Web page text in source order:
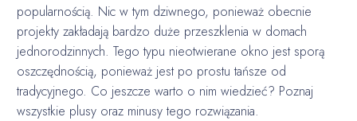
popularnością. Nic w tym dziwnego, ponieważ obecnie
projekty zakładają bardzo duże przeszklenia w domach
jednorodzinnych. Tego typu nieotwierane okno jest sporą
oszczędnością, ponieważ jest po prostu tańsze od
tradycyjnego. Co jeszcze warto o nim wiedzieć? Poznaj
wszystkie plusy oraz minusy tego rozwiązania.